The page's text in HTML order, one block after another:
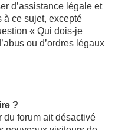
d’assistance légale et
à ce sujet, excepté
« Qui dois-je
ou d’ordres légaux
?
du forum ait désactivé